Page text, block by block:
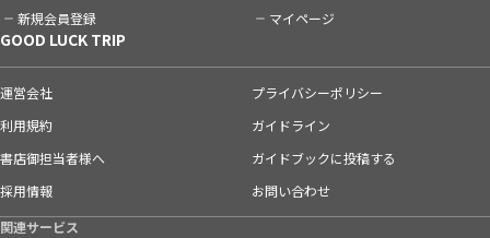
新規会員登録 マイページ
GOOD LUCK TRIP
運営会社
プライバシーポリシー
利用規約
ガイドライン
書店御担当者様へ
ガイドブックに投稿する
採用情報
お問い合わせ
関連サービス